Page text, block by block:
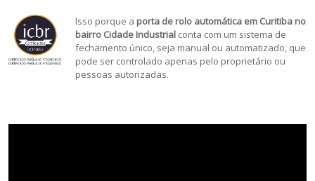
Isso porque a porta de rolo automática em Curitiba no
bairro Cidade Industrialconta com um sistema de
fechamento único, seja manual ou automatizado, que
pode ser controlado apenas pelo proprietário ou
pessoas autorizadas.